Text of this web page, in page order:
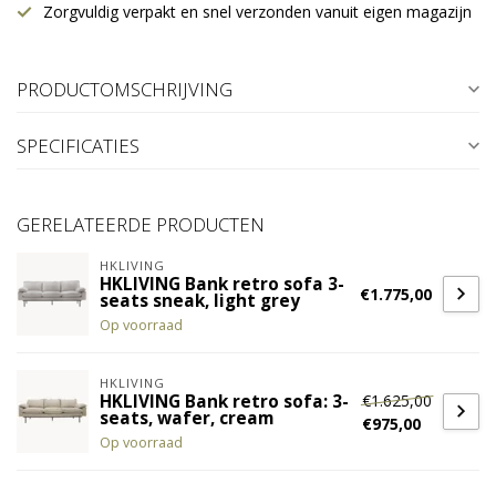
Zorgvuldig verpakt en snel verzonden vanuit eigen magazijn
PRODUCTOMSCHRIJVING
SPECIFICATIES
GERELATEERDE PRODUCTEN
HKLIVING
HKLIVING Bank retro sofa 3-
seats sneak, light grey
Op voorraad
€1.775,00
HKLIVING
HKLIVING Bank retro sofa: 3-
seats, wafer, cream
Op voorraad
€1.625,00
€975,00